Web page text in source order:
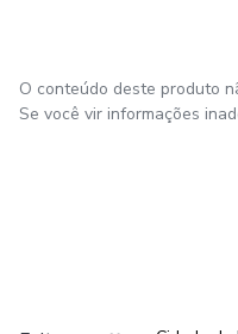
O conteúdo deste produto
Se você vir informações